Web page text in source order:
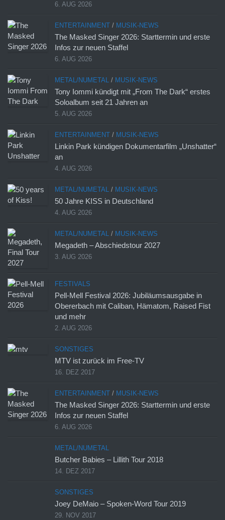
6. AUG 2026
ENTERTAINMENT / MUSIK-NEWS
The Masked Singer 2026: Starttermin und erste
Infos zur neuen Staffel
6. AUG 2026
METAL/NUMETAL / MUSIK-NEWS
Tony Iommi kündigt mit „From The Dark“ erstes
Soloalbum seit 21 Jahren an
5. AUG 2026
ENTERTAINMENT / MUSIK-NEWS
Linkin Park kündigen Dokumentarfilm „Unshatter“
an
4. AUG 2026
METAL/NUMETAL / MUSIK-NEWS
50 Jahre KISS in Deutschland
4. AUG 2026
METAL/NUMETAL / MUSIK-NEWS
Megadeth – Abschiedstour 2027
3. AUG 2026
FESTIVALS
Pell-Mell Festival 2026: Jubiläumsausgabe in
Obererbach mit Caliban, Hämatom, Raised Fist
und mehr
2. AUG 2026
SONSTIGES
MTV ist zurück im Free-TV
16. DEZ 2017
ENTERTAINMENT / MUSIK-NEWS
The Masked Singer 2026: Starttermin und erste
Infos zur neuen Staffel
6. AUG 2026
METAL/NUMETAL
Butcher Babies – Lillith Tour 2018
14. DEZ 2017
SONSTIGES
Joey DeMaio – Spoken-Word Tour 2019
29. NOV 2017